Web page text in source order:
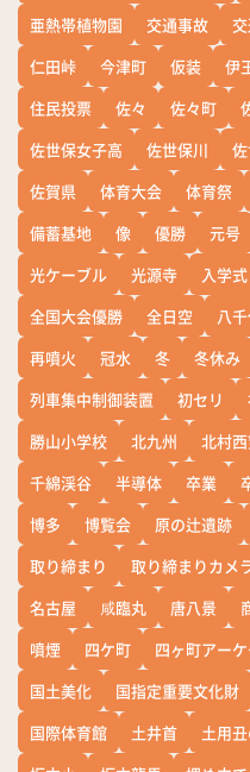
亜熱帯植物園
交通事故
仁田峠
今津町 仮装 伊
住民投票
佐々 佐々町
佐世保女子高
佐世保川
佐賀県
体育大会 体育祭
備蓄基地
像 優勝 元号
光ケーブル
光源寺 入学式
全国大会優勝
全日空 八
再噴火
冠水 冬 冬休み
列車集中制御装置
初セリ
勝山小学校
北九州 北村
千綿渓谷
半導体 卒業
博多
博覧会 原の辻遺跡
取り締まり
取り締まりカメ
名古屋
咸臨丸 唐八景
噴煙
四ケ町 四ヶ町アー
国土美化
国指定重要文化財
国際体育館
土井首 土用